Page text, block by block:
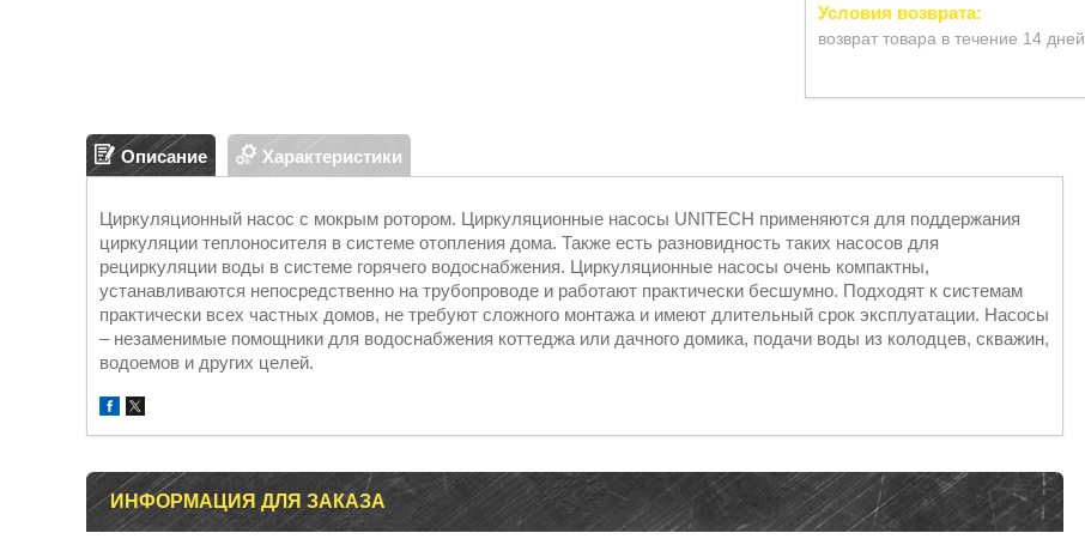
возврат товара в течение 14 дней
Описание Характеристики
Циркуляционный насос с мокрым ротором. Циркуляционные насосы UNITECH применяются для поддержания
циркуляции теплоносителя в системе отопления дома. Также есть разновидность таких насосов для
рециркуляции воды в системе горячего водоснабжения. Циркуляционные насосы очень компактны,
устанавливаются непосредственно на трубопроводе и работают практически бесшумно. Подходят к системам
практически всех частных домов, не требуют сложного монтажа и имеют длительный срок эксплуатации. Насосы
– незаменимые помощники для водоснабжения коттеджа или дачного домика, подачи воды из колодцев, скважин,
водоемов и других целей.
ИНФОРМАЦИЯ ДЛЯ ЗАКАЗА